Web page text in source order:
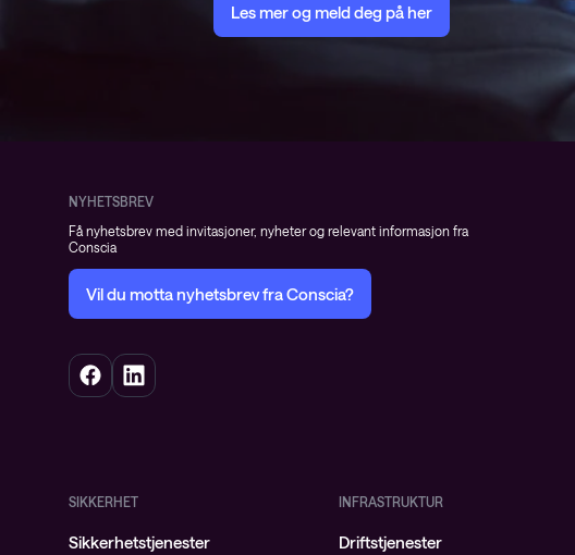
Les mer og meld deg på her
NYHETSBREV
Få nyhetsbrev med invitasjoner, nyheter og relevant informasjon fra
Conscia
Vil du motta nyhetsbrev fra Conscia?
SIKKERHET
Sikkerhetstjenester
INFRASTRUKTUR
Driftstjenester